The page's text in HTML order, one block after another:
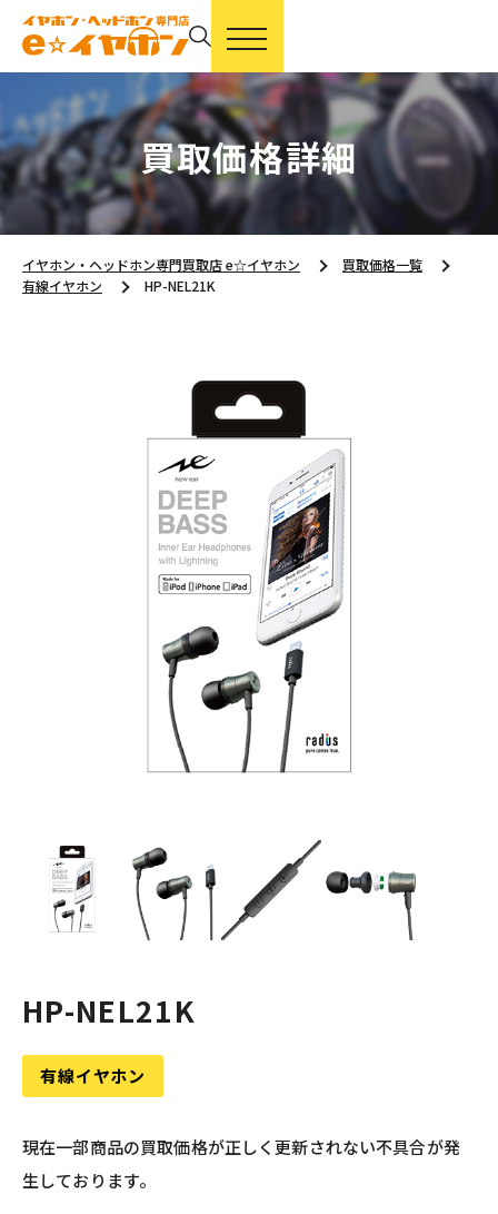
買取価格詳細
イヤホン・ヘッドホン専門買取店 e☆イヤホン
買取価格一覧
有線イヤホン
HP-NEL21K
HP-NEL21K
有線イヤホン
現在一部商品の買取価格が正しく更新されない不具合が発
生しております。